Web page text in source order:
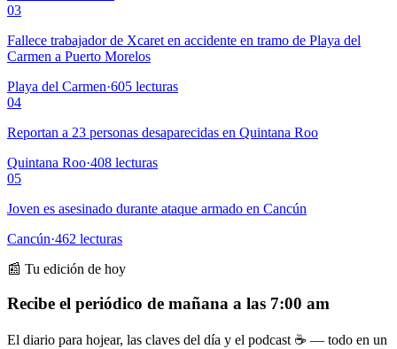
03
Fallece trabajador de Xcaret en accidente en tramo de Playa del
Carmen a Puerto Morelos
Playa del Carmen·605 lecturas
04
Reportan a 23 personas desaparecidas en Quintana Roo
Quintana Roo·408 lecturas
05
Joven es asesinado durante ataque armado en Cancún
Cancún·462 lecturas
📰 Tu edición de hoy
Recibe el periódico de mañana a las 7:00 am
El diario para hojear, las claves del día y el podcast ☕ — todo en un